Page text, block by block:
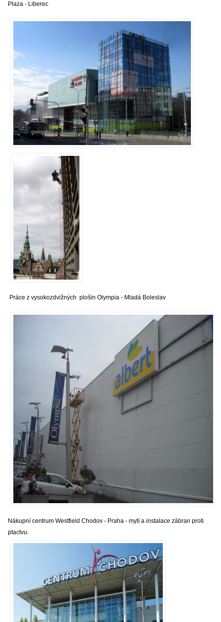
Plaza - Liberec
Práce z vysokozdvižných plošin Olympia - Mladá Boleslav
Nákupní centrum Westfield Chodov - Praha - mytí a instalace zábran proti
ptactvu.